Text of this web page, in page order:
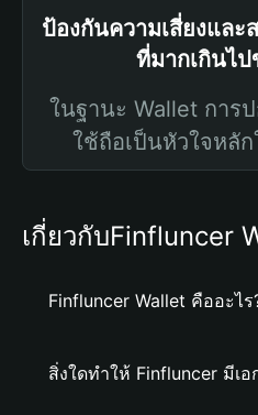
ป้องกันความเสี่ยงแล
ที่มากเกินไ
ในฐานะ Wallet การ
ใช้ถือเป็นหัวใจหลั
เกี่ยวกับFinfluncer
Finfluncer Wallet คืออะไร
สิ่งใดทำให้ Finfluncer มีเ